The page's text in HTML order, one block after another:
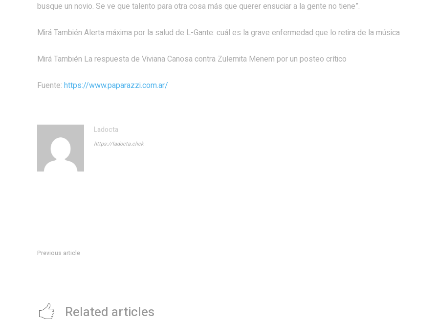
busque un novio. Se ve que talento para otra cosa más que querer ensuciar a la gente no tiene”.
Mirá También Alerta máxima por la salud de L-Gante: cuál es la grave enfermedad que lo retira de la música
Mirá También La respuesta de Viviana Canosa contra Zulemita Menem por un posteo crítico
Fuente: https://www.paparazzi.com.ar/
Ladocta
https://ladocta.click
Previous article
Related articles